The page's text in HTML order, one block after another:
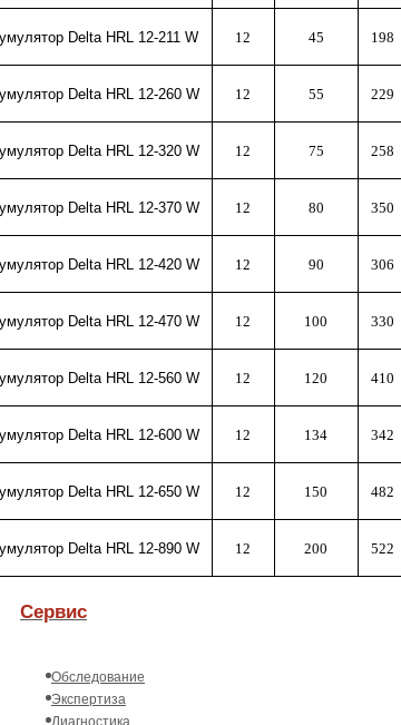
Delta HR 12-211 W 12 45 198
Delta HR 12-260 W 12 55 229
Delta HR 12-320 W 12 75 258
Delta HR 12-370 W 12 80 350
Delta HR 12-420 W 12 90 306
Delta HR 12-470 W 12 100 330
Delta HR 12-560 W 12 120 410
Delta HR 12-600 W 12 134 342
Delta HR 12-650 W 12 150 482
Delta HR 12-890 W 12 200 522
Сервис
Обследование
Экспертиза
Диагностика